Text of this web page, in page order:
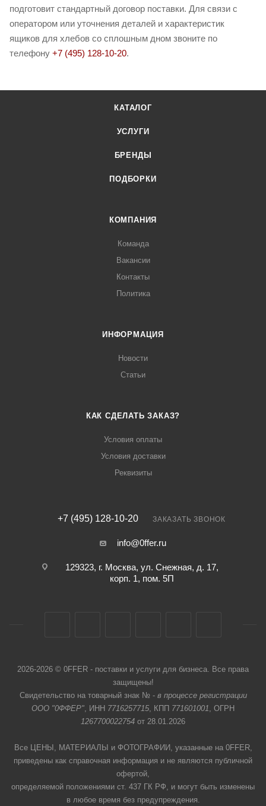
подготовит стандартный договор поставки. Для связи с
оператором или уточнения деталей и характеристик
ящиков для хлебов со сплошным дном звоните по
телефону +7 (495) 128-10-20.
КАТАЛОГ
УСЛУГИ
БРЕНДЫ
ПОДБОРКИ
КОМПАНИЯ
Команда
Вакансии
Контакты
Политика
ИНФОРМАЦИЯ
Новости
Статьи
КАК СДЕЛАТЬ ЗАКАЗ?
Условия оплаты
Условия доставки
Реквизиты
+7 (495) 128-10-20 ЗАКАЗАТЬ ЗВОНОК
info@0ffer.ru
129323, г. Москва, ул. Снежная, д. 17,
корп. 1, пом. 5П
2026-2026 © 0FFER - поставки и услуги для бизнеса. Все права
защищены!
Свидетельство на товарный знак № - в процессе регистрации
ООО "0ФФЕР", ИНН 7716257715, КПП 771601001, ОГРН
1267700022754 от 28.01.2026
Все ЦЕНЫ, МАТЕРИАЛЫ и ФОТОГРАФИИ, указанные на 0FFER,
приведены как справочная информация и не являются публичной
офертой,
определяемой положениями ст. 437 ГК РФ, и могут быть изменены
в любое время без предупреждения.